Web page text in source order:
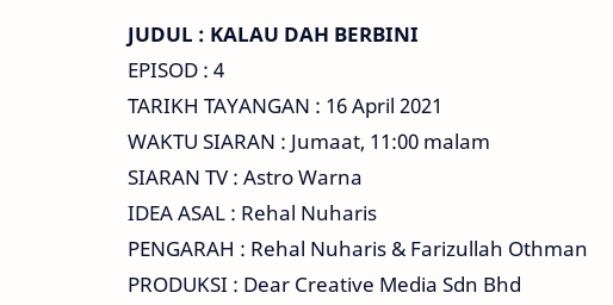
JUDUL : KALAU DAH BERBINI
EPISOD : 4
TARIKH TAYANGAN : 16 April 2021
WAKTU SIARAN : Jumaat, 11:00 malam
SIARAN TV : Astro Warna
IDEA ASAL : Rehal Nuharis
PENGARAH : Rehal Nuharis & Farizullah Othman
PRODUKSI : Dear Creative Media Sdn Bhd